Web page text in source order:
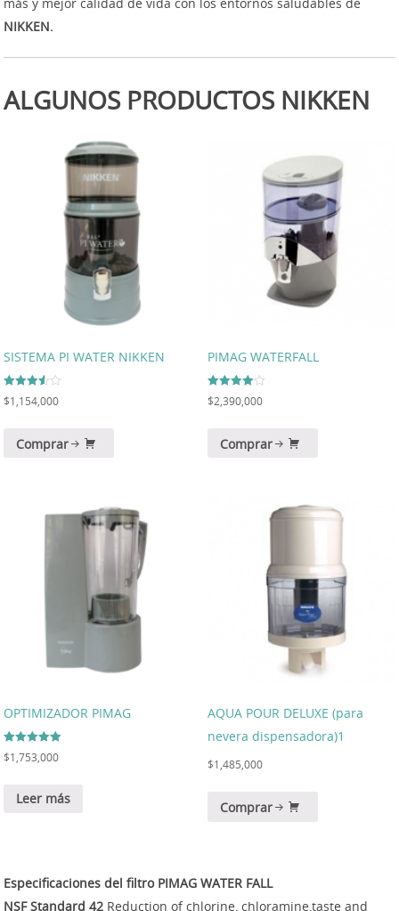
NIKKEN.
ALGUNOS PRODUCTOS NIKKEN
SISTEMA PI WATER NIKKEN
Valorado
en
$1,154,000
Comprar
PIMAG WATERFALL
Valorado
en
$2,390,000
Comprar
OPTIMIZADOR PIMAG
Valorado en
5.00
$1,753,000
Leer más
AQUA POUR DELUXE (para
nevera dispensadora)1
$1,485,000
Comprar
Especificaciones del filtro PIMAG WATER FALL
NSF Standard 42 Reduction of chlorine, chloramine,taste and